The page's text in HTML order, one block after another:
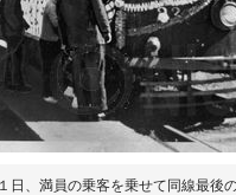
日、満員の乗客を乗せて同線最後